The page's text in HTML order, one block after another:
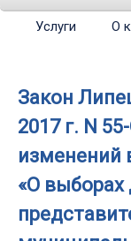
Услуги О
Закон
2017 г. N
изменений
«О выборах